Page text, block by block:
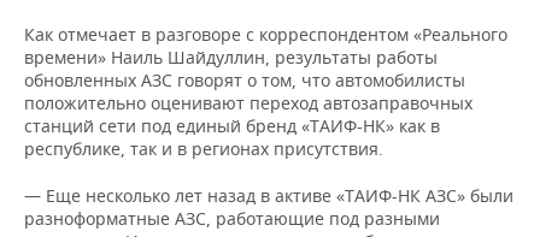
Как отмечает в разговоре с корреспондентом «Реального
времени» Наиль Шайдуллин, результаты работы
обновленных АЗС говорят о том, что автомобилисты
положительно оценивают переход автозаправочных
станций сети под единый бренд «ТАИФ-НК» как в
республике, так и в регионах присутствия.
— Еще несколько лет назад в активе «ТАИФ-НК АЗС» были
разноформатные АЗС, работающие под разными